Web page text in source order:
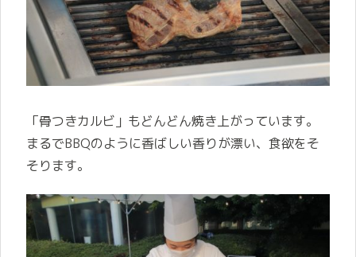
「骨つきカルビ」もどんどん焼き上がっています。
まるでBBQのように香ばしい香りが漂い、食欲をそ
そります。